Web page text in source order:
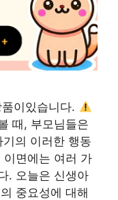
이있습니다.
때, 부모님들은
의 이러한 행동
면에는 여러 가
. 오늘은 신생아
중요성에 대해